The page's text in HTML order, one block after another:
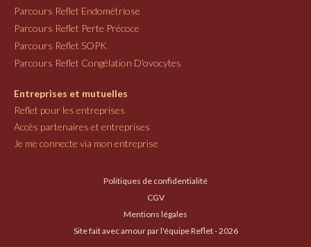
Parcours Reflet Endométriose
Parcours Reflet Perte Précoce
Parcours Reflet SOPK
Parcours Reflet Congélation D'ovocytes
Entreprises et mutuelles
Reflet pour les entreprises
Accès partenaires et entreprises
Je me connecte via mon entreprise
Politiques de confidentialité
CGV
Mentions légales
Site fait avec amour par l'équipe Reflet - 2026